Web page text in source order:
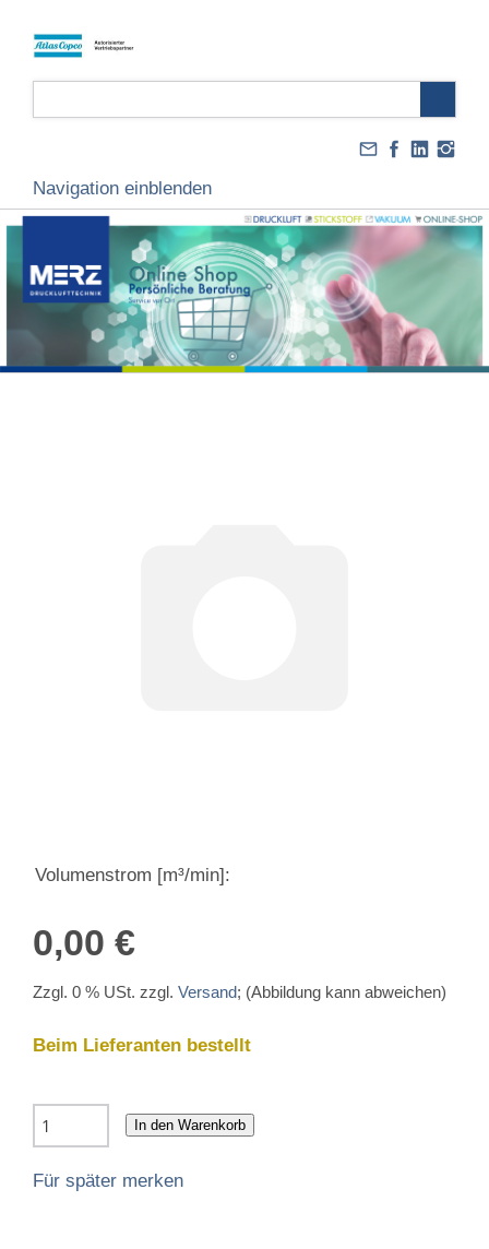
Navigation einblenden
Volumenstrom [m³/min]:
0,00 €
Zzgl. 0 % USt. zzgl. Versand; (Abbildung kann abweichen)
Beim Lieferanten bestellt
In den Warenkorb
Für später merken